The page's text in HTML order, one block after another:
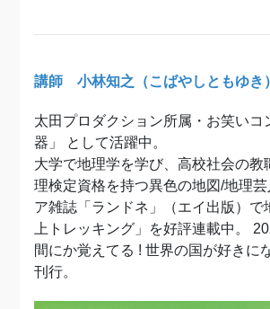
講師 小林知之（こばやしともゆき）
太田プロダクション所属・お笑いコ
器」 として活躍中。
大学で地理学を学び、高校社会の教
理検定資格を持つ異色の地図/地理
ア雑誌「ランドネ」（エイ出版）で
上トレッキング」を好評連載中。
間にか覚えてる ! 世界の国が好きに
刊行。